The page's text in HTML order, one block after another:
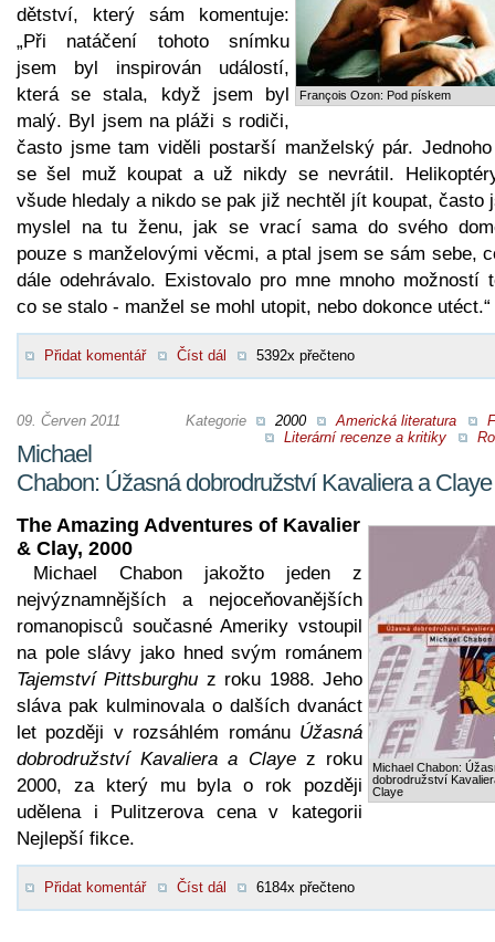
François Ozon: Pod pískem
dětství, který sám komentuje:
„Při natáčení tohoto snímku
jsem byl inspirován událostí,
která se stala, když jsem byl
malý. Byl jsem na pláži s rodiči,
často jsme tam viděli postarší manželský pár.
se šel muž koupat a už nikdy se nevrátil.
všude hledaly a nikdo se pak již nechtěl jít koupat, často
myslel na tu ženu, jak se vrací sama do svého
pouze s manželovými věcmi, a ptal jsem se sám sebe,
dále odehrávalo. Existovalo pro mne mnoho možností
co se stalo - manžel se mohl utopit, nebo dokonce utéct.“
Přidat komentář Číst dál 5392x přečteno
Kategorie 2000 Americká literatura
Literární recenze a kritiky
09. Červen 2011
Michael
Chabon: Úžasná dobrodružství Kavaliera a Claye
Michael Chabon:
dobrodružství
Claye
The Amazing Adventures of Kavalier
& Clay, 2000
Michael Chabon jakožto jeden z
nejvýznamnějších a nejoceňovanějších
romanopisců současné Ameriky vstoupil
na pole slávy jako hned svým románem
Tajemství Pittsburghu z roku 1988. Jeho
sláva pak kulminovala o dalších dvanáct
let později v rozsáhlém románu Úžasná
dobrodružství Kavaliera a Clayez roku
2000, za který mu byla o rok později
udělena i Pulitzerova cena v kategorii
Nejlepší fikce.
Přidat komentář Číst dál 6184x přečteno